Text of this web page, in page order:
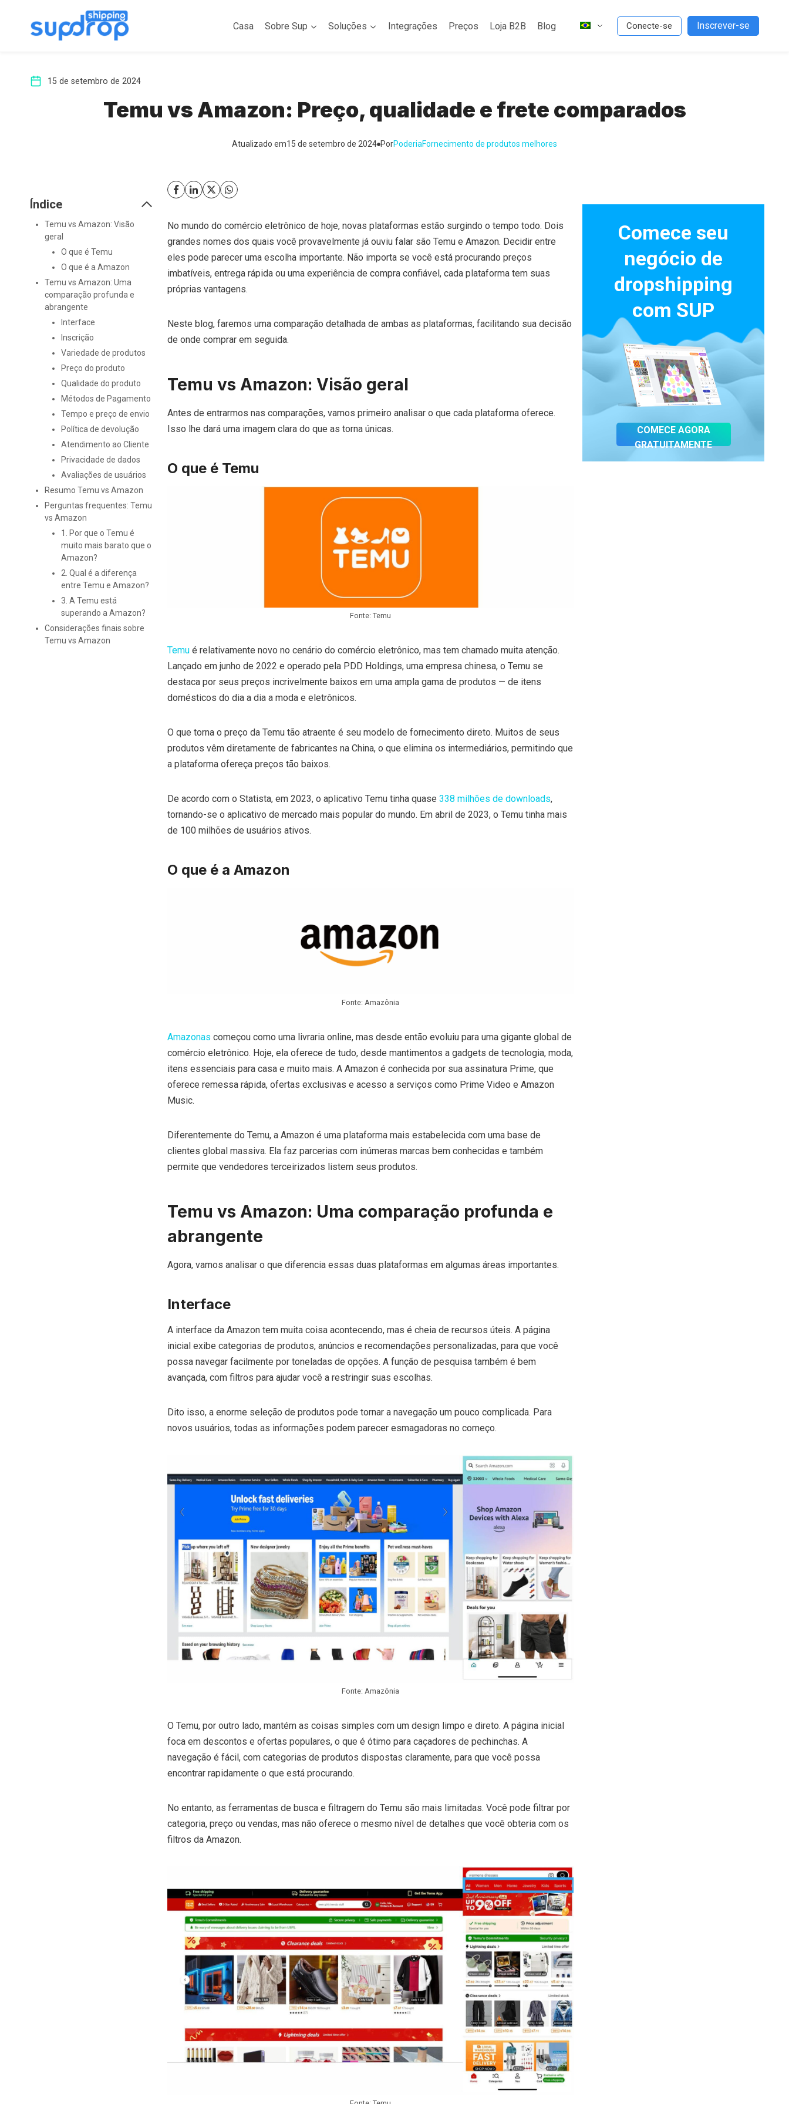
Casa Sobre Sup Soluções Integrações Preços Loja B2B Blog Conecte-se Inscrever-se
15 de setembro de 2024
Temu vs Amazon: Preço, qualidade e frete comparados
Atualizado em15 de setembro de 2024 PorPoderiaFornecimento de produtos melhores
Índice
Temu vs Amazon: Visão
geral
O que é Temu
O que é a Amazon
Temu vs Amazon: Uma
comparação profunda e
abrangente
Interface
Inscrição
Variedade de produtos
Preço do produto
Qualidade do produto
Métodos de Pagamento
Tempo e preço de envio
Política de devolução
Atendimento ao Cliente
Privacidade de dados
Avaliações de usuários
Resumo Temu vs Amazon
Perguntas frequentes: Temu
vs Amazon
1. Por que o Temu é
muito mais barato que o
Amazon?
2. Qual é a diferença
entre Temu e Amazon?
3. A Temu está
superando a Amazon?
Considerações finais sobre
Temu vs Amazon
No mundo do comércio eletrônico de hoje, novas plataformas estão surgindo o tempo todo. Dois
grandes nomes dos quais você provavelmente já ouviu falar são Temu e Amazon. Decidir entre
eles pode parecer uma escolha importante. Não importa se você está procurando preços
imbatíveis, entrega rápida ou uma experiência de compra confiável, cada plataforma tem suas
próprias vantagens.
Neste blog, faremos uma comparação detalhada de ambas as plataformas, facilitando sua decisão
de onde comprar em seguida.
Temu vs Amazon: Visão geral
Antes de entrarmos nas comparações, vamos primeiro analisar o que cada plataforma oferece.
Isso lhe dará uma imagem clara do que as torna únicas.
O que é Temu
Fonte: Temu
Temué relativamente novo no cenário do comércio eletrônico, mas tem chamado muita atenção.
Lançado em junho de 2022 e operado pela PDD Holdings, uma empresa chinesa, o Temu se
destaca por seus preços incrivelmente baixos em uma ampla gama de produtos — de itens
domésticos do dia a dia a moda e eletrônicos.
O que torna o preço da Temu tão atraente é seu modelo de fornecimento direto. Muitos de seus
produtos vêm diretamente de fabricantes na China, o que elimina os intermediários, permitindo que
a plataforma ofereça preços tão baixos.
De acordo com o Statista, em 2023, o aplicativo Temu tinha quase 338 milhões de downloads,
tornando-se o aplicativo de mercado mais popular do mundo. Em abril de 2023, o Temu tinha mais
de 100 milhões de usuários ativos.
O que é a Amazon
Fonte: Amazônia
Amazonas começou como uma livraria online, mas desde então evoluiu para uma gigante global de
comércio eletrônico. Hoje, ela oferece de tudo, desde mantimentos a gadgets de tecnologia, moda,
itens essenciais para casa e muito mais. A Amazon é conhecida por sua assinatura Prime, que
oferece remessa rápida, ofertas exclusivas e acesso a serviços como Prime Video e Amazon
Music.
Diferentemente do Temu, a Amazon é uma plataforma mais estabelecida com uma base de
clientes global massiva. Ela faz parcerias com inúmeras marcas bem conhecidas e também
permite que vendedores terceirizados listem seus produtos.
Temu vs Amazon: Uma comparação profunda e
abrangente
Agora, vamos analisar o que diferencia essas duas plataformas em algumas áreas importantes.
Interface
A interface da Amazon tem muita coisa acontecendo, mas é cheia de recursos úteis. A página
inicial exibe categorias de produtos, anúncios e recomendações personalizadas, para que você
possa navegar facilmente por toneladas de opções. A função de pesquisa também é bem
avançada, com filtros para ajudar você a restringir suas escolhas.
Dito isso, a enorme seleção de produtos pode tornar a navegação um pouco complicada. Para
novos usuários, todas as informações podem parecer esmagadoras no começo.
Fonte: Amazônia
O Temu, por outro lado, mantém as coisas simples com um design limpo e direto. A página inicial
foca em descontos e ofertas populares, o que é ótimo para caçadores de pechinchas. A
navegação é fácil, com categorias de produtos dispostas claramente, para que você possa
encontrar rapidamente o que está procurando.
No entanto, as ferramentas de busca e filtragem do Temu são mais limitadas. Você pode filtrar por
categoria, preço ou vendas, mas não oferece o mesmo nível de detalhes que você obteria com os
filtros da Amazon.
Comece seu
negócio de
dropshipping
com SUP
COMECE AGORA
GRATUITAMENTE